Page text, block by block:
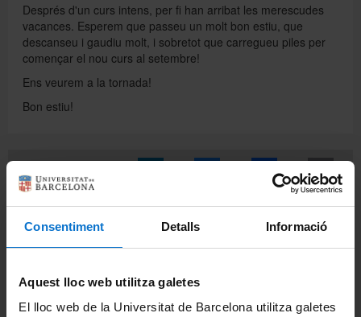
Consentiment Detalls Informació
Aquest lloc web utilitza galetes
El lloc web de la Universitat de Barcelona utilitza galetes
Després d'un curs intens, per fi han arribat les merescudes
vacances. Esperem que passeu un molt bon estiu, que
descanseu i gaudiu molt, i sobretot que carregueu piles per
començar el nou curs al setembre!
Ens veurem a la tornada!
Bon estiu!
Comparteix-ho:
Imprimeix
Departaments
Ciències Clíniques